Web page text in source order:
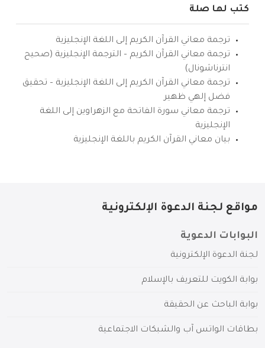
كتب لها صلة
ترجمة معاني القرآن الكريم إلى اللغة الإنجليزية
ترجمة معاني القرآن الكريم – الترجمة الإنجليزية (صحيح
انترناشونال)
ترجمة معاني القرآن الكريم إلى اللغة الإنجليزية – تحقيق
فضل إلهي ظهير
ترجمة معاني سورة الفاتحة مع الزهراوين إلى اللغة
الإنجليزية
بيان معاني القرآن الكريم باللغة الإنجليزية
مواقع لجنة الدعوة الإلكترونية
البوابات الدعوية
لجنة الدعوة الإلكترونية
بوابة الكويت للتعريف بالإسلام
بوابة الباحث عن الحقيقة
بطاقات الواتس آب والشبكات الاجتماعية